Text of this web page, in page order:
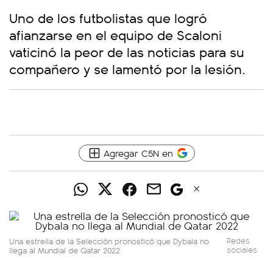
Uno de los futbolistas que logró
afianzarse en el equipo de Scaloni
vaticinó la peor de las noticias para su
compañero y se lamentó por la lesión.
Agregar C5N en
Una estrella de la Selección pronosticó que Dybala no
llega al Mundial de Qatar 2022
Redes
sociales